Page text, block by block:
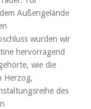
Außengelände
wurden wir
hervorragend
wie die
Herzog,
des